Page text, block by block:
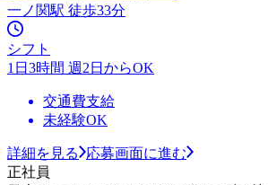
一ノ関駅 徒歩33分
シフト
1日3時間 週2日からOK
交通費支給
未経験OK
詳細を見る
応募画面に進む
正社員